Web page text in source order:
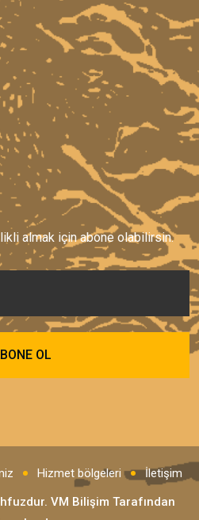
almak için abone olabilirsin.
Hizmet bölgeleri
İletişim
VM Bilişim Tarafından